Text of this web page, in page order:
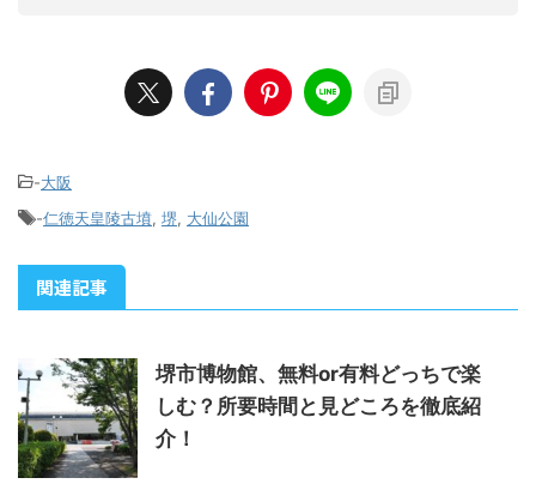
-大阪
-仁徳天皇陵古墳, 堺, 大仙公園
関連記事
堺市博物館、無料or有料どっちで楽
しむ？所要時間と見どころを徹底紹
介！